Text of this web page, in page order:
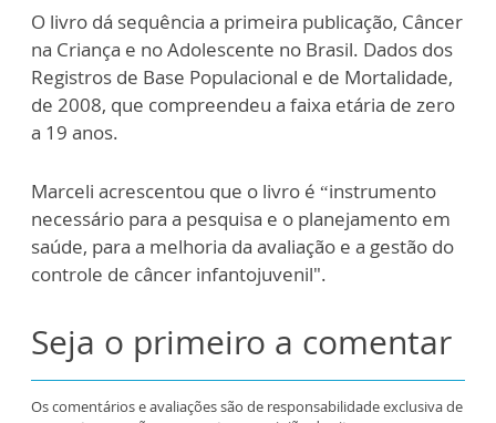
O livro dá sequência a primeira publicação, Câncer
na Criança e no Adolescente no Brasil. Dados dos
Registros de Base Populacional e de Mortalidade,
de 2008, que compreendeu a faixa etária de zero
a 19 anos.
Marceli acrescentou que o livro é “instrumento
necessário para a pesquisa e o planejamento em
saúde, para a melhoria da avaliação e a gestão do
controle de câncer infantojuvenil".
Seja o primeiro a comentar
Os comentários e avaliações são de responsabilidade exclusiva de